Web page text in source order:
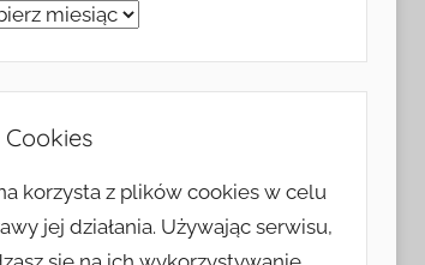
Cookies
korzysta z plików cookies w celu
jej działania. Używając serwisu,